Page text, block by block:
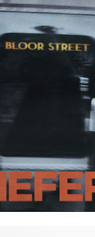
2022-01-21